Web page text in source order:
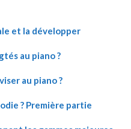
et la développer
au piano ?
au piano ?
? Première partie